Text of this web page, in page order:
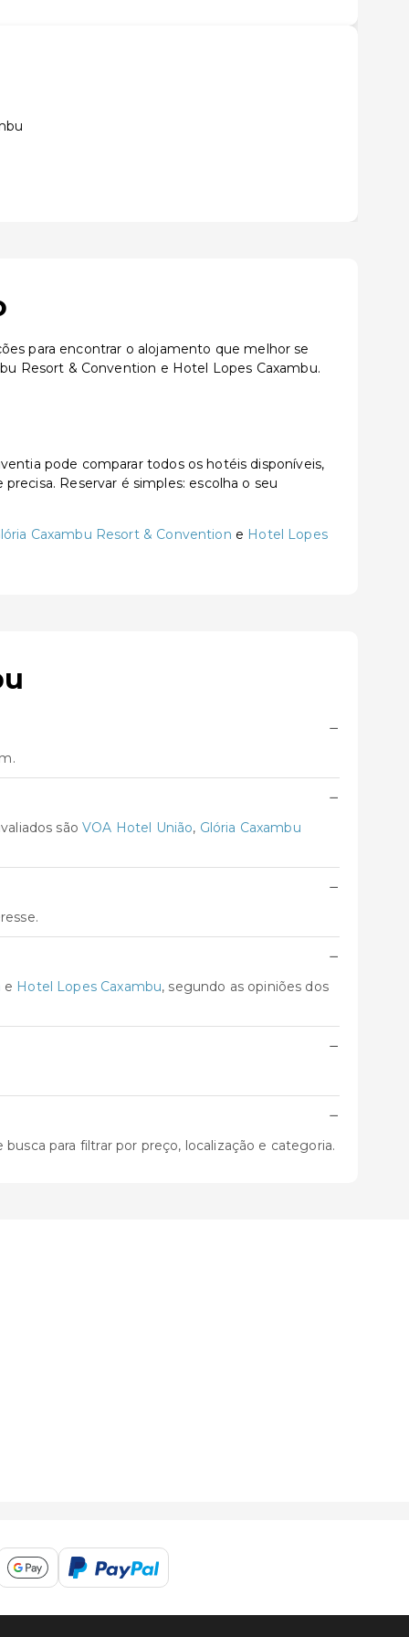
para encontrar o alojamento que melhor se
Resort & Convention e Hotel Lopes Caxambu.
pode comparar todos os hotéis disponíveis,
Reservar é simples: escolha o seu
Caxambu Resort & Convention e Hotel Lopes
−
−
sãoVOA Hotel União, Glória Caxambu
−
−
e Hotel Lopes Caxambu, segundo as opiniões dos
−
−
para filtrar por preço, localização e categoria.